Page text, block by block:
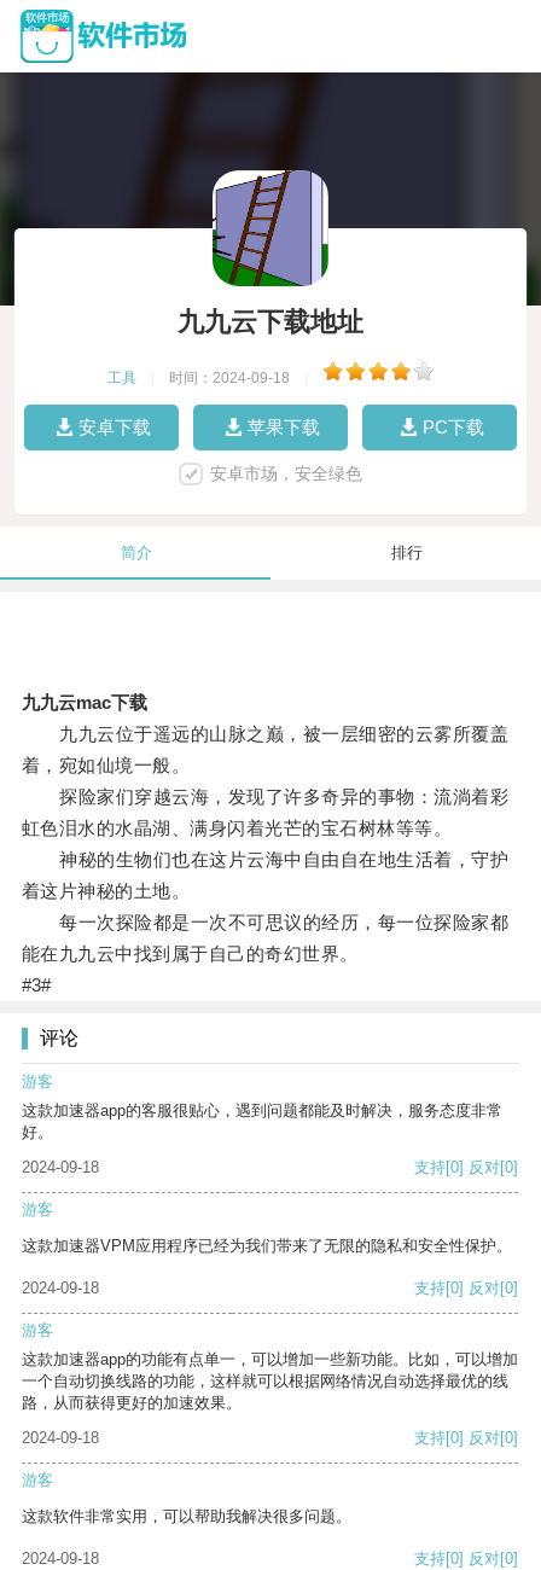
九九云下载地址
工具 时间：2024-09-18
安卓下载 苹果下载 PC下载
安卓市场，安全绿色
简介 排行
九九云mac下载
九九云位于遥远的山脉之巅，被一层细密的云雾所覆盖
着，宛如仙境一般。
探险家们穿越云海，发现了许多奇异的事物：流淌着彩
虹色泪水的水晶湖、满身闪着光芒的宝石树林等等。
神秘的生物们也在这片云海中自由自在地生活着，守护
着这片神秘的土地。
每一次探险都是一次不可思议的经历，每一位探险家都
能在九九云中找到属于自己的奇幻世界。
#3#
评论
游客
这款加速器app的客服很贴心，遇到问题都能及时解决，服务态度非常
好。
2024-09-18
支持[0] 反对[0]
游客
这款加速器VPM应用程序已经为我们带来了无限的隐私和安全性保护。
2024-09-18 支持[0] 反对[0]
游客
这款加速器app的功能有点单一，可以增加一些新功能。比如，可以增加
一个自动切换线路的功能，这样就可以根据网络情况自动选择最优的线
路，从而获得更好的加速效果。
2024-09-18
支持[0] 反对[0]
游客
这款软件非常实用，可以帮助我解决很多问题。
2024-09-18 支持[0] 反对[0]